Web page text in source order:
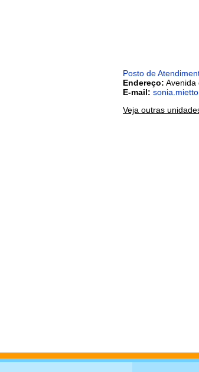
Posto de
Endereço: Avenida
E-mail:
Veja outras